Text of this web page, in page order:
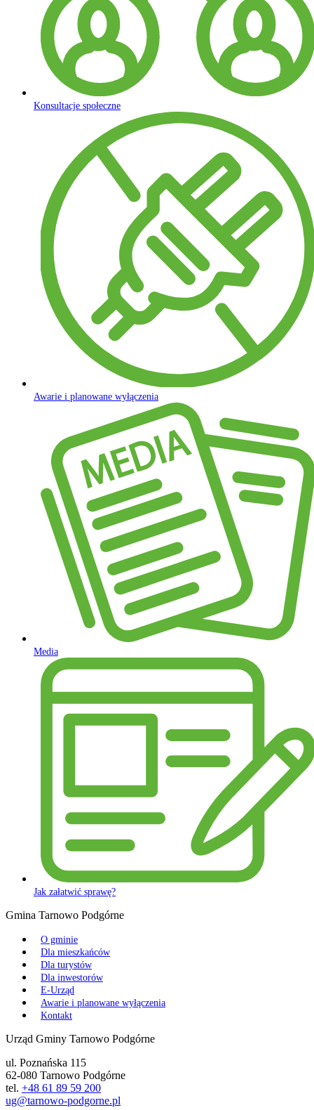
Konsultacje społeczne
Awarie i planowane wyłączenia
Media
Jak załatwić sprawę?
Gmina Tarnowo Podgórne
O gminie
Dla mieszkańców
Dla turystów
Dla inwestorów
E-Urząd
Awarie i planowane wyłączenia
Kontakt
Urząd Gminy Tarnowo Podgórne
ul. Poznańska 115
62-080 Tarnowo Podgórne
tel. +48 61 89 59 200
ug@tarnowo-podgorne.pl